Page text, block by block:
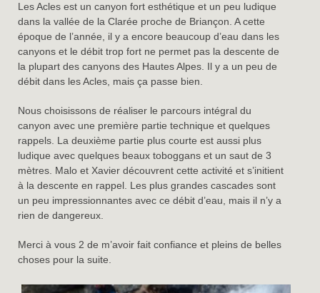
Les Acles est un canyon fort esthétique et un peu ludique
dans la vallée de la Clarée proche de Briançon. A cette
époque de l’année, il y a encore beaucoup d’eau dans les
canyons et le débit trop fort ne permet pas la descente de
la plupart des canyons des Hautes Alpes. Il y a un peu de
débit dans les Acles, mais ça passe bien.
Nous choisissons de réaliser le parcours intégral du
canyon avec une première partie technique et quelques
rappels. La deuxième partie plus courte est aussi plus
ludique avec quelques beaux toboggans et un saut de 3
mètres. Malo et Xavier découvrent cette activité et s’initient
à la descente en rappel. Les plus grandes cascades sont
un peu impressionnantes avec ce débit d’eau, mais il n’y a
rien de dangereux.
Merci à vous 2 de m’avoir fait confiance et pleins de belles
choses pour la suite.